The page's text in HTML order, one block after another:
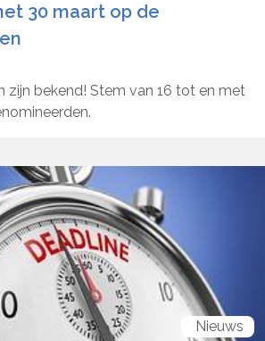
30 maart op de
zijn bekend! Stem van 16 tot en met
Nieuws